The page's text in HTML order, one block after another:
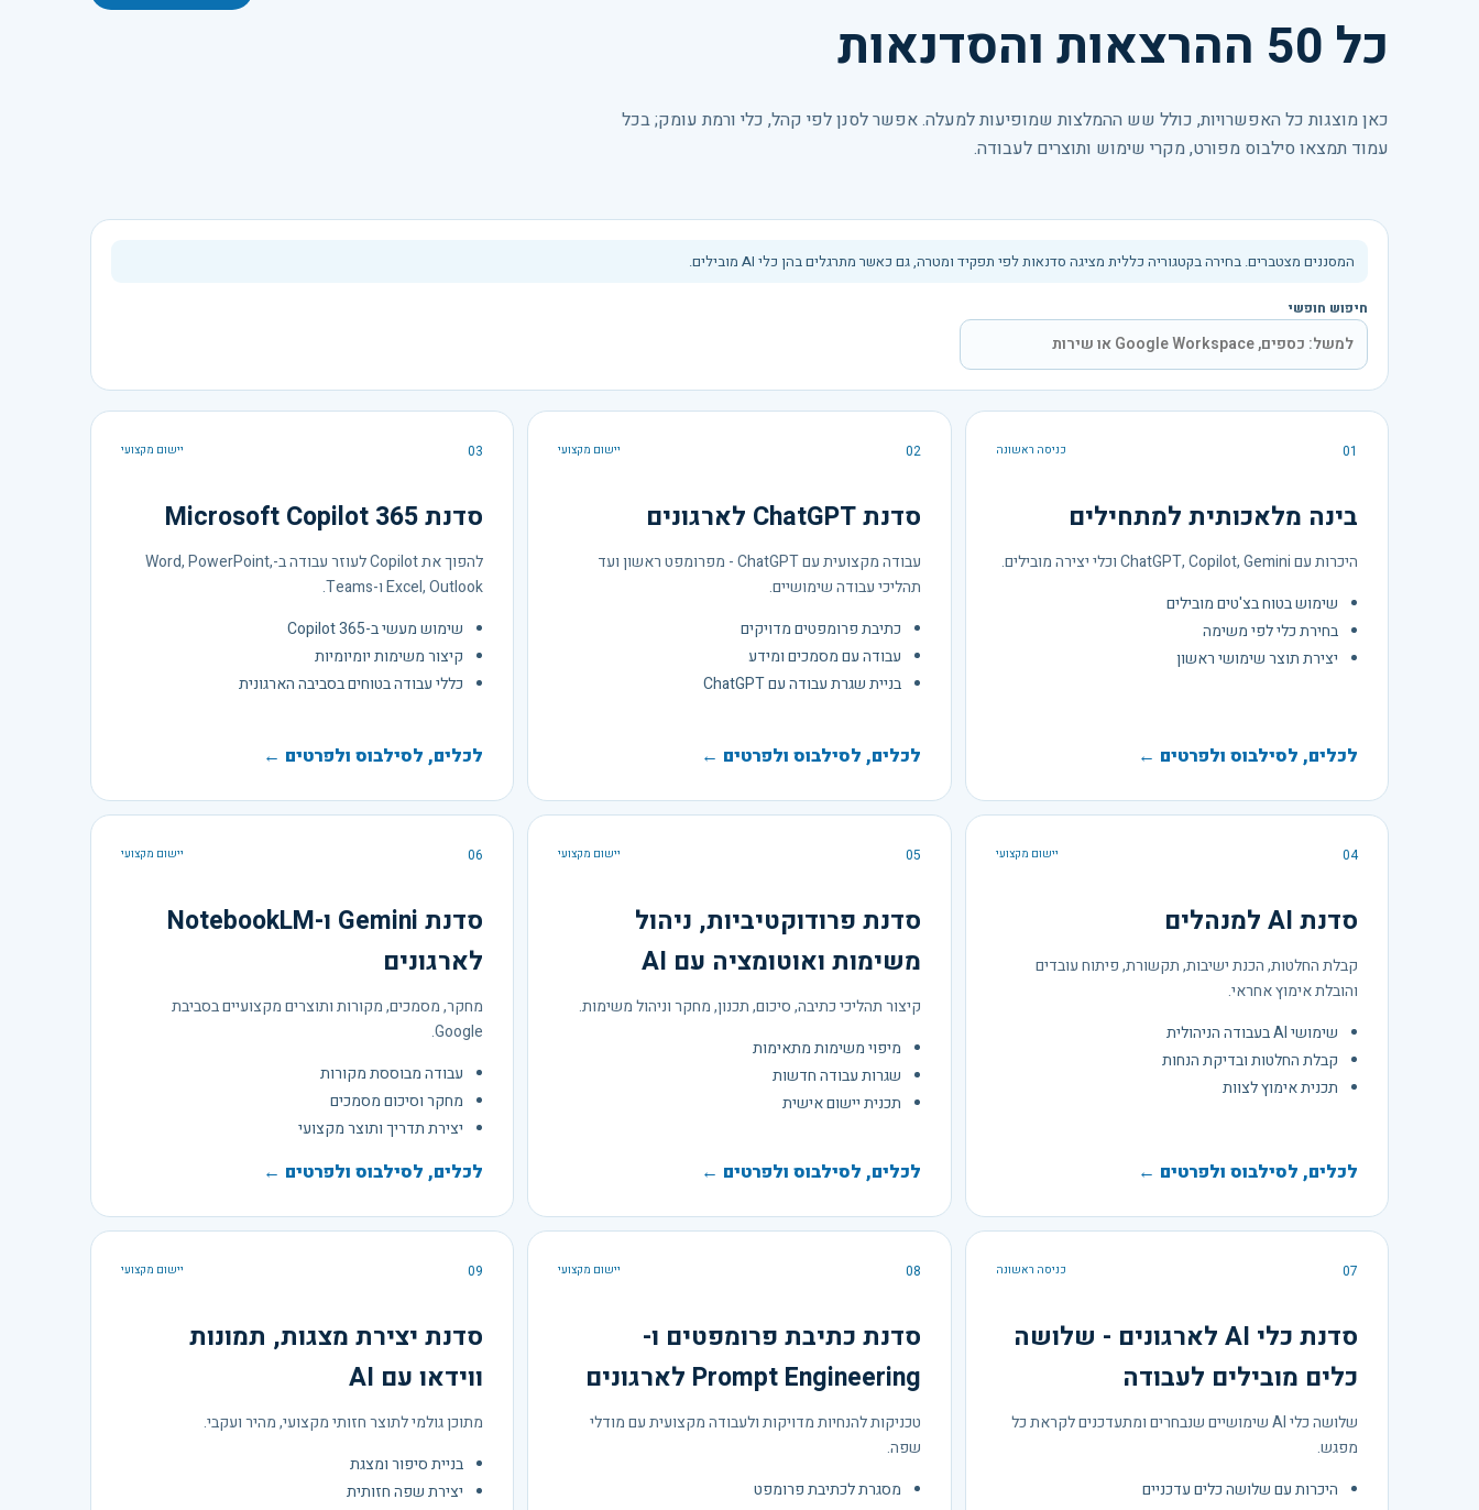
כל 50 ההרצאות והסדנאות
כאן מוצגות כל האפשרויות, כולל שש ההמלצות שמופיעות למעלה. אפשר לסנן לפי קהל, כלי ורמת עומק; בכל
עמוד תמצאו סילבוס מפורט, מקרי שימוש ותוצרים לעבודה.
המסננים מצטברים. בחירה בקטגוריה כללית מציגה סדנאות לפי תפקיד ומטרה, גם כאשר מתרגלים בהן כלי AI מובילים.
חיפוש חופשי
01 כניסה ראשונה
בינה מלאכותית למתחילים
היכרות עם ChatGPT, Copilot, Gemini וכלי יצירה מובילים.
שימוש בטוח בצ'טים מובילים
בחירת כלי לפי משימה
יצירת תוצר שימושי ראשון
לכלים, לסילבוס ולפרטים ←
02 יישום מקצועי
סדנת ChatGPT לארגונים
עבודה מקצועית עם ChatGPT - מפרומפט ראשון ועד
תהליכי עבודה שימושיים.
כתיבת פרומפטים מדויקים
עבודה עם מסמכים ומידע
בניית שגרת עבודה עם ChatGPT
לכלים, לסילבוס ולפרטים ←
03 יישום מקצועי
סדנת Microsoft Copilot 365
להפוך את Copilot לעוזר עבודה ב-Word, PowerPoint,
Excel, Outlook ו-Teams.
שימוש מעשי ב-Copilot 365
קיצור משימות יומיומיות
כללי עבודה בטוחים בסביבה הארגונית
לכלים, לסילבוס ולפרטים ←
04 יישום מקצועי
סדנת AI למנהלים
קבלת החלטות, הכנת ישיבות, תקשורת, פיתוח עובדים
והובלת אימוץ אחראי.
שימושי AI בעבודה הניהולית
קבלת החלטות ובדיקת הנחות
תכנית אימוץ לצוות
לכלים, לסילבוס ולפרטים ←
05 יישום מקצועי
סדנת פרודוקטיביות, ניהול
משימות ואוטומציה עם AI
קיצור תהליכי כתיבה, סיכום, תכנון, מחקר וניהול משימות.
מיפוי משימות מתאימות
שגרות עבודה חדשות
תכנית יישום אישית
לכלים, לסילבוס ולפרטים ←
06 יישום מקצועי
סדנת Gemini ו-NotebookLM
לארגונים
מחקר, מסמכים, מקורות ותוצרים מקצועיים בסביבת
Google.
עבודה מבוססת מקורות
מחקר וסיכום מסמכים
יצירת תדריך ותוצר מקצועי
לכלים, לסילבוס ולפרטים ←
07 כניסה ראשונה
סדנת כלי AI לארגונים - שלושה
כלים מובילים לעבודה
שלושה כלי AI שימושיים שנבחרים ומתעדכנים לקראת כל
מפגש.
היכרות עם שלושה כלים עדכניים
08 יישום מקצועי
סדנת כתיבת פרומפטים ו-
Prompt Engineering לארגונים
טכניקות להנחיות מדויקות ולעבודה מקצועית עם מודלי
שפה.
מסגרת לכתיבת פרומפט
09 יישום מקצועי
סדנת יצירת מצגות, תמונות
ווידאו עם AI
מתוכן גולמי לתוצר חזותי מקצועי, מהיר ועקבי.
בניית סיפור ומצגת
יצירת שפה חזותית